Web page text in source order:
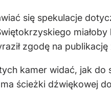
się spekulacje
zgodę na
kamer widać, jak
ścieżki dźwiękowej